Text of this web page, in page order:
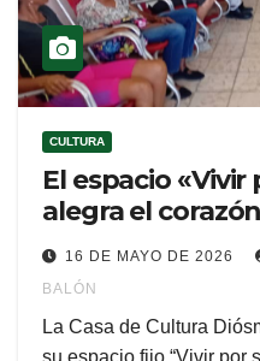
CULTURA
El espacio «Vivir
alegra el
16 DE MAYO DE 2026
BALÓN
La Casa de Cultura